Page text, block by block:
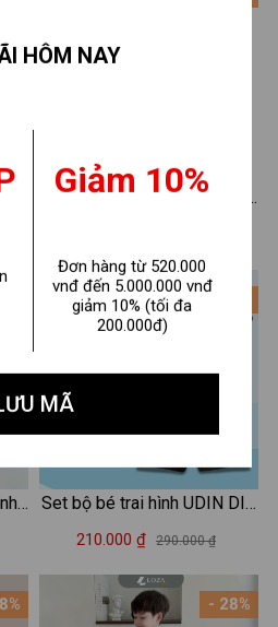
Đồ bộ bé trai nhiều màu in
42kg - Loza G0188
Set bộ bé trai hình UDIN DIN
DIN DUN - Loza Kids SB414
210.000 ₫ 290.000 ₫
- 28%
HÔM NAY
Giảm 10%
Đơn hàng từ 520.000
vnđ đến 5.000.000 vnđ
giảm 10% (tối đa
200.000đ)
MÃ